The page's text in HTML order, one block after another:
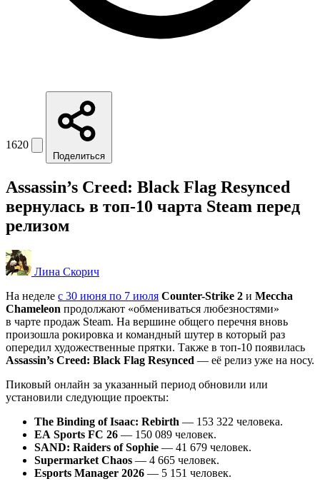
1620
Поделиться
Assassin’s Creed: Black Flag Resynced
вернулась в топ-10 чарта Steam перед
релизом
Лина Скорич
На неделе с 30 июня по 7 июля Counter-Strike 2 и Meccha
Chameleon продолжают «обмениваться любезностями»
в чарте продаж Steam. На вершине общего перечня вновь
произошла рокировка и командный шутер в который раз
опередил художественные прятки. Также в топ-10 появилась
Assassin’s Creed: Black Flag Resynced — её релиз уже на носу.
Пиковый онлайн за указанный период обновили или
установили следующие проекты:
The Binding of Isaac: Rebirth — 153 322 человека.
EA Sports FC 26 — 150 089 человек.
SAND: Raiders of Sophie — 41 679 человек.
Supermarket Chaos — 4 665 человек.
Esports Manager 2026 — 5 151 человек.